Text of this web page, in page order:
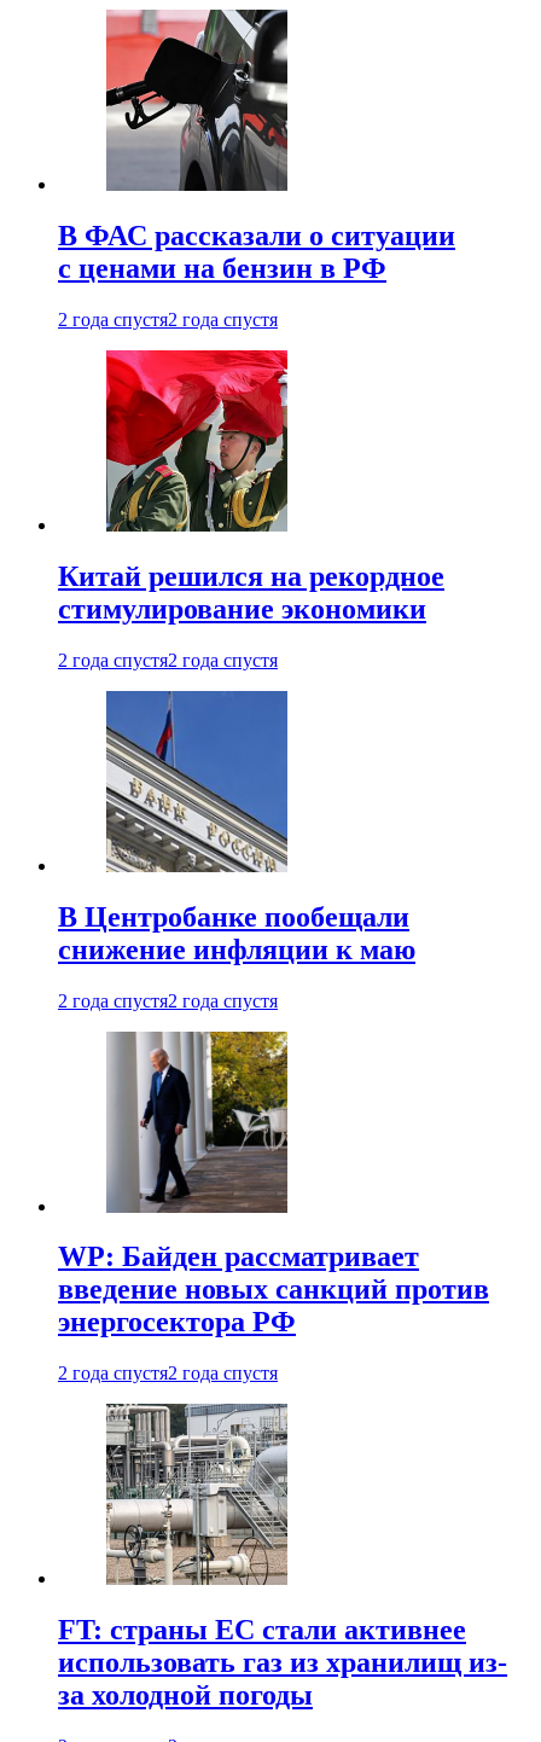
В ФАС рассказали о ситуации
с ценами на бензин в РФ
2 года спустя2 года спустя
Китай решился на рекордное
стимулирование экономики
2 года спустя2 года спустя
В Центробанке пообещали
снижение инфляции к маю
2 года спустя2 года спустя
WP: Байден рассматривает
введение новых санкций против
энергосектора РФ
2 года спустя2 года спустя
FT: страны ЕС стали активнее
использовать газ из хранилищ из-
за холодной погоды